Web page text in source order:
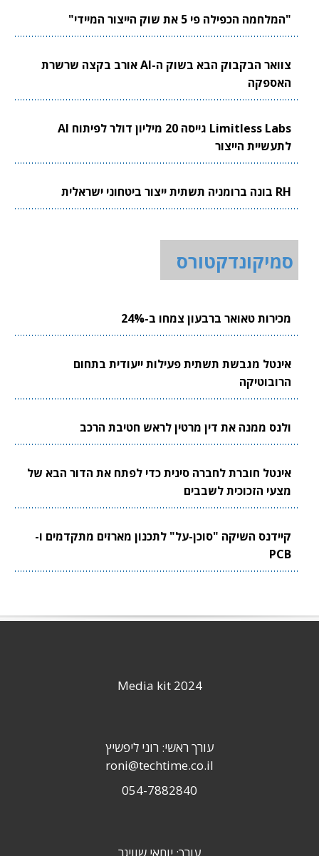
"המלחמה הכפילה פי 5 את שוק הייצור המיידי"
צוואר הבקבוק הבא בשוק ה-AI אורב בקצה שרשרת
האספקה
Limitless Labs גייסה 20 מיליון דולר לפיתוח AI
לתעשיית הייצור
RH בונה ברומניה תשתית ייצור ביטחוני ישראלית
סמיקונדקטורס
מכירות טאואר ברבעון צמחו ב-24%
אינטל מגבשת תשתית פעילות ייעודית בתחום
הרובוטיקה
ולנס ממנה את דין מרטין לראש חטיבת הרכב
אינטל חוברת לחברה סינית כדי לפתח את הדור הבא של
מצעי הזכוכית לשבבים
קיידנס השיקה "סוכן-על" לתכנון מארזים מתקדמים ו-
PCB
Media kit 2024
עורך ראשי: רוני ליפשיץ
roni@techtime.co.il
054-7882840
עורך: יוחאי שוויגר